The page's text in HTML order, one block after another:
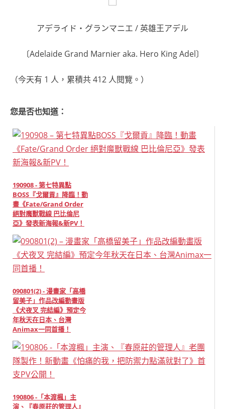
アデライド・グランマニエ / 英雄王アデル
〔Adelaide Grand Marnier aka. Hero King Adel〕
（今天有 1 人，累積共 412 人閱覽。）
您是否也知道：
190908 - 第七特異點
BOSS『戈爾貢』降臨！動
畫《Fate/Grand Order
絕對魔獸戰線 巴比倫尼
亞》發表新海報&新PV！
090801(2) - 漫畫家「高橋
留美子」作品改編動畫版
《犬夜叉 完結編》預定今
年秋天在日本、台灣
Animax一同首播！
190806 -「本渡楓」主
演、『春原莊的管理人』